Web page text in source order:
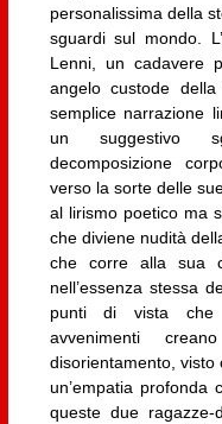
personalissima della
sguardi sul mondo.
Lenni, un cadavere
angelo custode
semplice narrazione
un suggestivo
decomposizione
verso la sorte delle
al lirismo poetico ma
che diviene nudità
che corre alla sua
nell’essenza stessa
punti di vista che
avvenimenti
disorientamento,
un’empatia profonda
queste due